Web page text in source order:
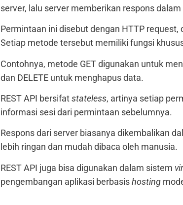
server, lalu server memberikan respons
Permintaan ini disebut dengan HTTP request,
Setiap metode tersebut memiliki fungsi
Contohnya, metode GET digunakan untuk
dan DELETE untuk menghapus data.
REST API bersifatstateless, artinya setiap
informasi sesi dari permintaan sebelumnya.
Respons dari server biasanya dikembalikan
lebih ringan dan mudah dibaca oleh manusia.
REST API juga bisa digunakan dalam sistem
pengembangan aplikasi berbasishosting